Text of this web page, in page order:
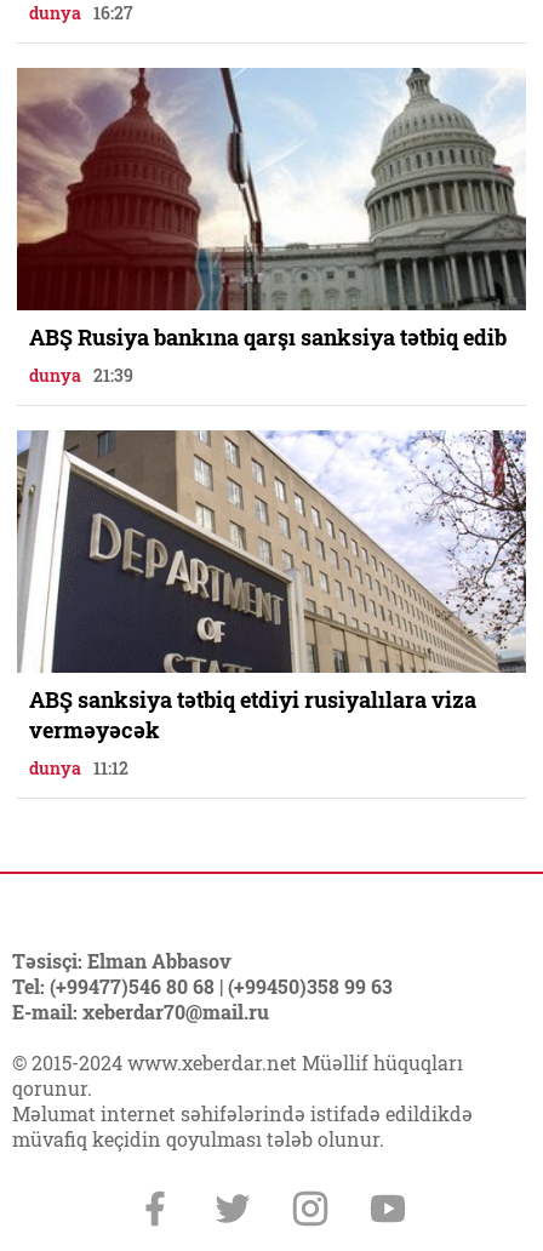
dunya 16:27
ABŞ Rusiya bankına qarşı sanksiya tətbiq edib
dunya 21:39
ABŞ sanksiya tətbiq etdiyi rusiyalılara viza
verməyəcək
dunya 11:12
Təsisçi: Elman Abbasov
Tel: (+99477)546 80 68 | (+99450)358 99 63
E-mail: xeberdar70@mail.ru
© 2015-2024 www.xeberdar.net Müəllif hüquqları
qorunur.
Məlumat internet səhifələrində istifadə edildikdə
müvafiq keçidin qoyulması tələb olunur.